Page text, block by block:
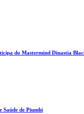
do Mastermind Dinastia
Saúde de Piumhi